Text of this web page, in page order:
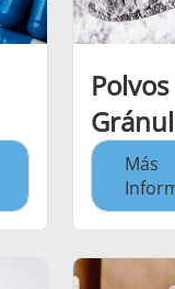
Más